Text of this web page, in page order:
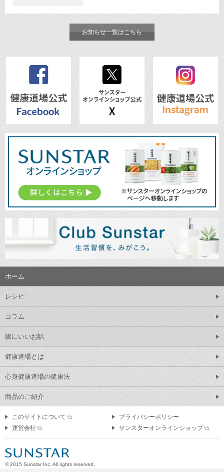
お知らせ一覧はこちら
ホーム
レシピ
コラム
腸にいいお話
健康道場とは
心身健康道場の健康法
商品のご紹介
このサイトについて
プライバシーポリシー
運営会社
サンスターオンラインショップ
© 2015 Sunstar Inc. All rights reserved.